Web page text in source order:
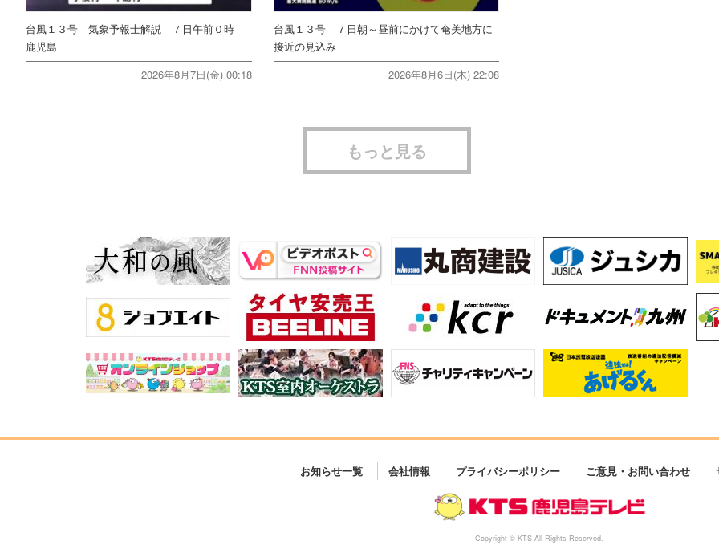
台風１３号 気象予報士解説 ７日午前０時
鹿児島
2026年8月7日(金) 00:18
台風１３号 ７日朝～昼前にかけて奄美地方に
接近の見込み
2026年8月6日(木) 22:08
もっと見る
お知らせ一覧 会社情報 プライバシーポリシー ご意見・お問い合わせ
Copyright © KTS All Rights Reserved.